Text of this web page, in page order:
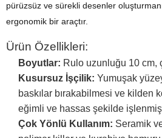
pürüzsüz ve sürekli desenler
ergonomik bir araçtır.
Ürün Özellikleri:
Boyutlar: Rulo uzunluğu 10 cm,
Kusursuz İşçilik: Yumuşak
baskılar bırakabilmesi ve kilden
eğimli ve hassas şekilde
Çok Yönlü Kullanım: Seramik